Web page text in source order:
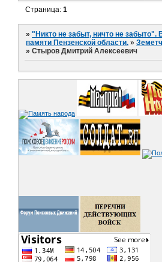
Страница:1
»"Никто не забыт, ничто не забыто".
памяти Пензенской области. »
»Стыров Дмитрий Алексеевич